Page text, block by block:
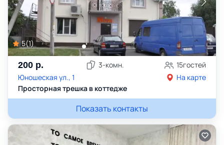
5(1)
200 р. 3-комн. 15гостей
Юношеская ул., 1
На карте
Просторная трешка в коттедже
Показать контакты